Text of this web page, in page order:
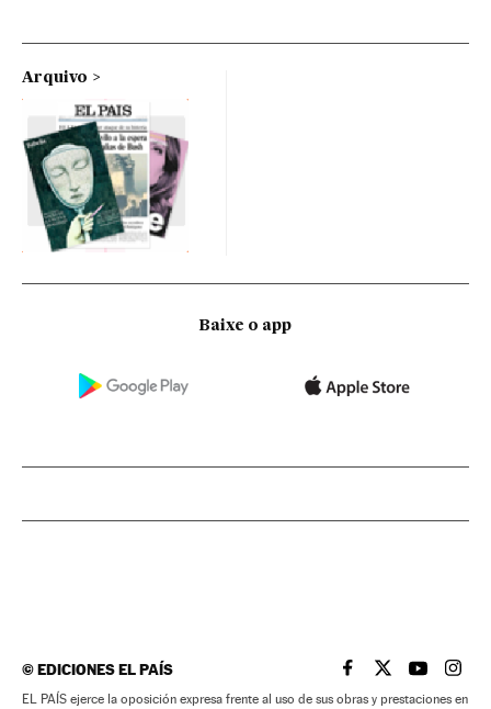
Arquivo
Baixe o app
©EDICIONES EL PAÍS EL PAÍS BRASIL EN
EL PAÍSEL PAÍS
EL
EL PAÍS ejerce la oposición expresa frente al uso de sus obras y prestaciones en